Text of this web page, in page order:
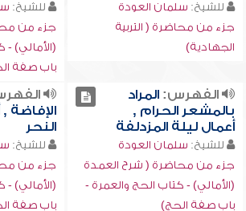
للشيخ: سلمان العودة
جزء من محاضرة ( التربية
الجهادية)
للشيخ:
جزء من
(الأمالي) -
باب صفة
الفهرس:المراد
بالمشعر الحرام ,
أعمال ليلة المزدلفة
للشيخ: سلمان العودة
جزء من محاضرة ( شرح العمدة
(الأمالي) - كتاب الحج والعمرة -
باب صفة الحج)
الإفاضة
النحر
للشيخ:
جزء من
(الأمالي) -
باب صفة